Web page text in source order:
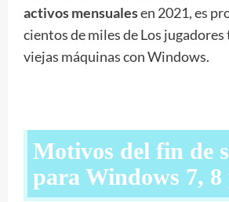
activos mensualesen 2021, es
cientos de miles de Los
viejas máquinas con Windows.
Motivos del fin de
para Windows 7, 8